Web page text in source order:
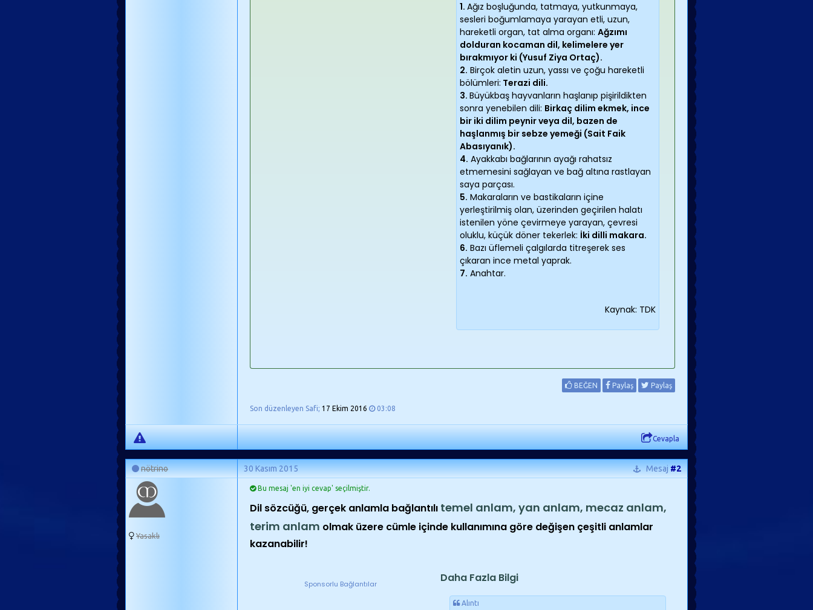
1. Ağız boşluğunda, tatmaya, yutkunmaya,
sesleri boğumlamaya yarayan etli, uzun,
hareketli organ, tat alma organı: Ağzımı
dolduran kocaman dil, kelimelere yer
bırakmıyor ki (Yusuf Ziya Ortaç).
2. Birçok aletin uzun, yassı ve çoğu hareketli
bölümleri: Terazi dili.
3. Büyükbaş hayvanların haşlanıp pişirildikten
sonra yenebilen dili: Birkaç dilim ekmek, ince
bir iki dilim peynir veya dil, bazen de
haşlanmış bir sebze yemeği (Sait Faik
Abasıyanık).
4. Ayakkabı bağlarının ayağı rahatsız
etmemesini sağlayan ve bağ altına rastlayan
saya parçası.
5. Makaraların ve bastikaların içine
yerleştirilmiş olan, üzerinden geçirilen halatı
istenilen yöne çevirmeye yarayan, çevresi
oluklu, küçük döner tekerlek: İki dilli makara.
6. Bazı üflemeli çalgılarda titreşerek ses
çıkaran ince metal yaprak.
7. Anahtar.
Kaynak: TDK
BEĞEN Paylaş Paylaş
Son düzenleyen Safi; 17 Ekim 2016 03:08
Cevapla
nötrino 30 Kasım 2015 Mesaj#2
Yasaklı
Bu mesaj 'en iyi cevap' seçilmiştir.
Dil sözcüğü, gerçek anlamla bağlantılı temel anlam, yan anlam, mecaz anlam,
terim anlam olmak üzere cümle içinde kullanımına göre değişen çeşitli anlamlar
kazanabilir!
Sponsorlu Bağlantılar Daha Fazla Bilgi
Alıntı